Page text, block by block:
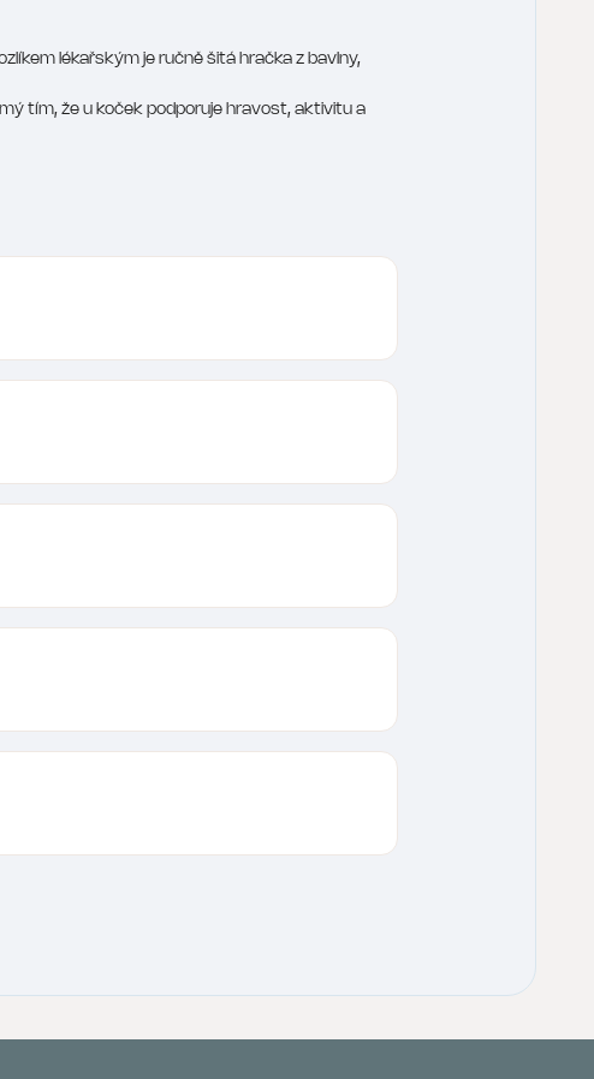
lékařským je ručně šitá hračka z bavlny,
tím, že u koček podporuje hravost, aktivitu a